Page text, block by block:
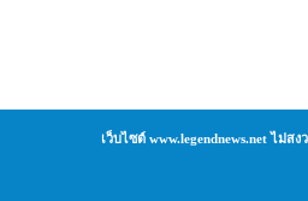
เว็บไซต์ www.legendnews.net ไม่